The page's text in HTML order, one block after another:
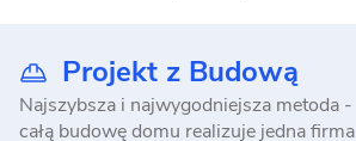
Projekt z Budową
Najszybsza i najwygodniejsza metoda -
całą budowę domu realizuje jedna firma